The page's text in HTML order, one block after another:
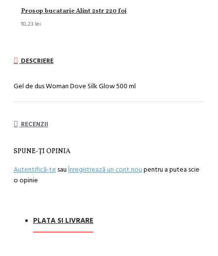
Prosop bucatarie Alint 2str 220 foi
10,23 lei
DESCRIERE
Gel de dus Woman Dove Silk Glow 500 ml
RECENZII
SPUNE-ŢI OPINIA
Autentifică-te sauÎnregistrează un cont nou pentru a putea scie
o opinie
PLATA SI LIVRARE